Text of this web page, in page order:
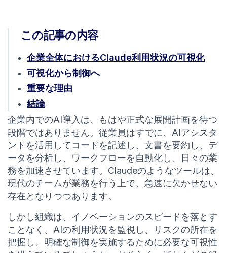
この記事の内容
企業全体におけるClaude利用状況の可視化
可視化から制御へ
重要な理由
結論
企業内でのAI導入は、もはや正式な展開計画を待つ
段階ではありません。従業員はすでに、AIアシスタ
ントを活用してコードを記述し、文書を要約し、デ
ータを分析し、ワークフローを自動化し、日々の業
務を加速させています。Claudeのようなツールは、
現代のチームが業務を行う上で、急速に欠かせない
存在となりつつあります。
しかし組織は、イノベーションのスピードを落とす
ことなく、AIの利用状況を監視し、リスクの所在を
把握し、明確な制御を実施するために必要な可視性